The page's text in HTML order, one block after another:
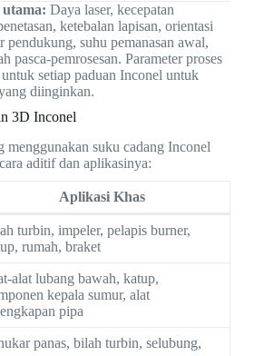
utama: Daya laser, kecepatan
ketebalan lapisan, orientasi
pendukung, suhu pemanasan awal,
pasca-pemrosesan. Parameter proses
setiap paduan Inconel untuk
diinginkan.
3D Inconel
menggunakan suku cadang Inconel
aditif dan aplikasinya:
Aplikasi Khas
turbin, impeler, pelapis burner,
rumah, braket
alat lubang bawah, katup,
kepala sumur, alat
pipa
panas, bilah turbin, selubung,